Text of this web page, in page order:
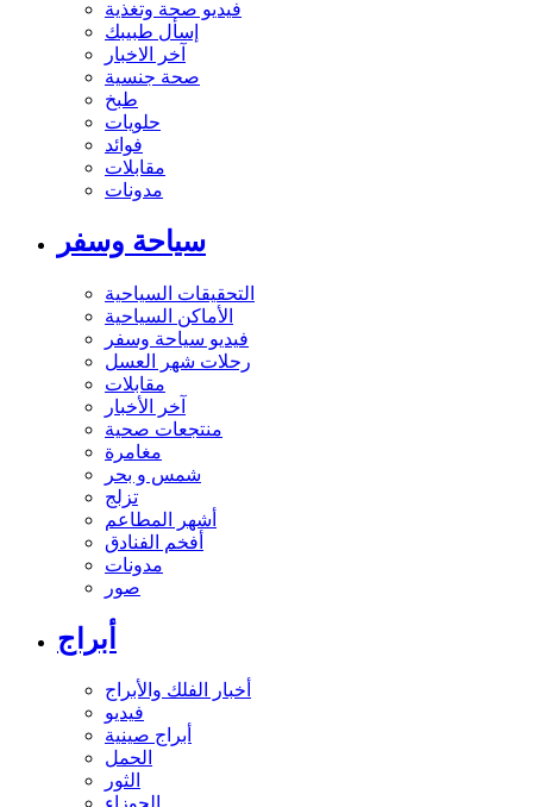
فيديو صحة وتغذية
إسأل طبيبك
آخر الاخبار
صحة جنسية
طبخ
حلويات
فوائد
مقابلات
مدونات
سياحة وسفر
التحقيقات السياحية
الأماكن السياحية
فيديو سياحة وسفر
رحلات شهر العسل
مقابلات
آخر الأخبار
منتجعات صحية
مغامرة
شمس و بحر
تزلج
أشهر المطاعم
أفخم الفنادق
مدونات
صور
أبراج
أخبار الفلك والأبراج
فيديو
أبراج صينية
الحمل
الثور